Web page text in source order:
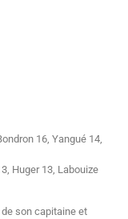
16, Yangué 14,
Huger 13, Labouize
son capitaine et